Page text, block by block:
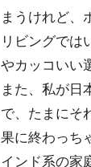
まうけれど、
リビングでは
やカッコいい
また、私が日
で、たまにそ
果に終わっち
インド系の家